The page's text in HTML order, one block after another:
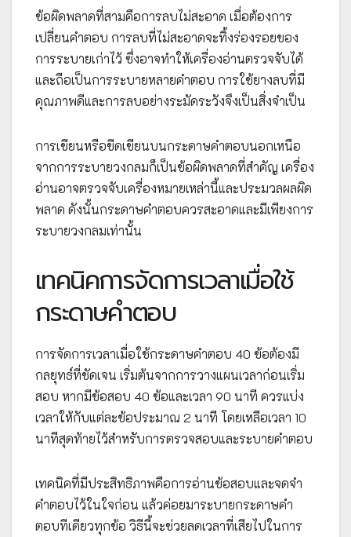
ข้อผิดพลาดที่สามคือการลบไม่สะอาด เมื่อต้องการ
เปลี่ยนคำตอบ การลบที่ไม่สะอาดจะทิ้งร่องรอยของ
การระบายเก่าไว้ ซึ่งอาจทำให้เครื่องอ่านตรวจจับได้
และถือเป็นการระบายหลายคำตอบ การใช้ยางลบที่มี
คุณภาพดีและการลบอย่างระมัดระวังจึงเป็นสิ่งจำเป็น
การเขียนหรือขีดเขียนบนกระดาษคำตอบนอกเหนือ
จากการระบายวงกลมก็เป็นข้อผิดพลาดที่สำคัญ เครื่อง
อ่านอาจตรวจจับเครื่องหมายเหล่านี้และประมวลผลผิด
พลาด ดังนั้นกระดาษคำตอบควรสะอาดและมีเพียงการ
ระบายวงกลมเท่านั้น
เทคนิคการจัดการเวลาเมื่อใช้
กระดาษคำตอบ
การจัดการเวลาเมื่อใช้กระดาษคำตอบ 40 ข้อต้องมี
กลยุทธ์ที่ชัดเจน เริ่มต้นจากการวางแผนเวลาก่อนเริ่ม
สอบ หากมีข้อสอบ 40 ข้อและเวลา 90 นาที ควรแบ่ง
เวลาให้กับแต่ละข้อประมาณ 2 นาที โดยเหลือเวลา 10
นาทีสุดท้ายไว้สำหรับการตรวจสอบและระบายคำตอบ
เทคนิคที่มีประสิทธิภาพคือการอ่านข้อสอบและจดจำ
คำตอบไว้ในใจก่อน แล้วค่อยมาระบายกระดาษคำ
ตอบทีเดียวทุกข้อ วิธีนี้จะช่วยลดเวลาที่เสียไปในการ